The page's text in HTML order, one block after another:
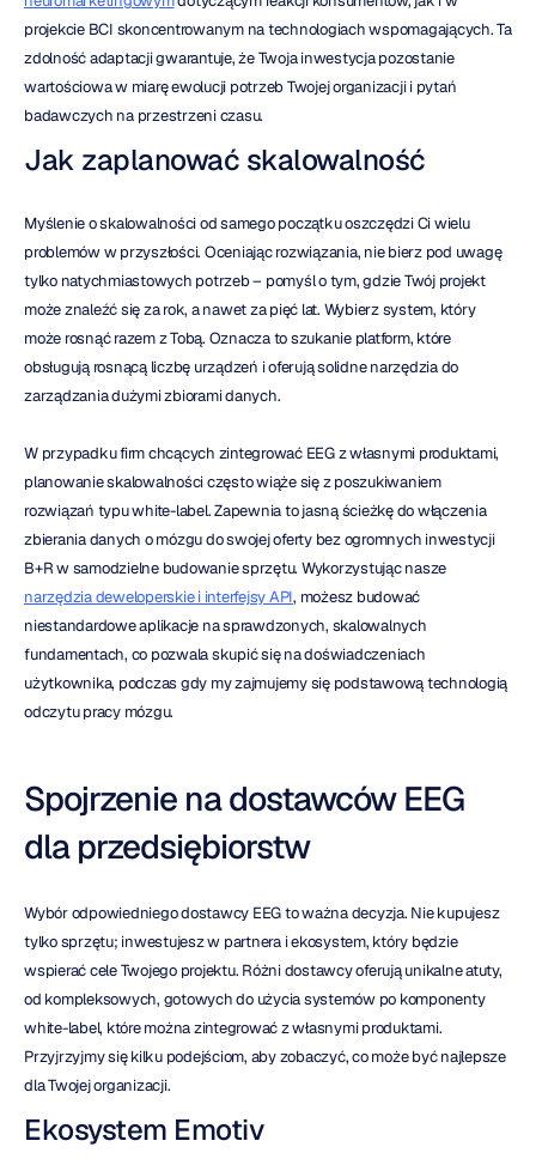
projekcie BCI skoncentrowanym na technologiach wspomagających. Ta
zdolność adaptacji gwarantuje, że Twoja inwestycja pozostanie
wartościowa w miarę ewolucji potrzeb Twojej organizacji i pytań
badawczych na przestrzeni czasu.
Jak zaplanować skalowalność
Myślenie o skalowalności od samego początku oszczędzi Ci wielu
problemów w przyszłości. Oceniając rozwiązania, nie bierz pod uwagę
tylko natychmiastowych potrzeb – pomyśl o tym, gdzie Twój projekt
może znaleźć się za rok, a nawet za pięć lat. Wybierz system, który
może rosnąć razem z Tobą. Oznacza to szukanie platform, które
obsługują rosnącą liczbę urządzeń i oferują solidne narzędzia do
zarządzania dużymi zbiorami danych.
W przypadku firm chcących zintegrować EEG z własnymi produktami,
planowanie skalowalności często wiąże się z poszukiwaniem
rozwiązań typu white-label. Zapewnia to jasną ścieżkę do włączenia
zbierania danych o mózgu do swojej oferty bez ogromnych inwestycji
narzędzia deweloperskie i interfejsy API, możesz budować
niestandardowe aplikacje na sprawdzonych, skalowalnych
fundamentach, co pozwala skupić się na doświadczeniach
użytkownika, podczas gdy my zajmujemy się podstawową technologią
odczytu pracy mózgu.
Spojrzenie na dostawców EEG
dla przedsiębiorstw
Wybór odpowiedniego dostawcy EEG to ważna decyzja. Nie kupujesz
tylko sprzętu; inwestujesz w partnera i ekosystem, który będzie
wspierać cele Twojego projektu. Różni dostawcy oferują unikalne atuty,
od kompleksowych, gotowych do użycia systemów po komponenty
white-label, które można zintegrować z własnymi produktami.
Przyjrzyjmy się kilku podejściom, aby zobaczyć, co może być najlepsze
dla Twojej organizacji.
Ekosystem Emotiv